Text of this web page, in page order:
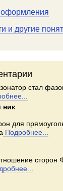
оформления
и другие
стал
ник
для
Подробнее...
сторон